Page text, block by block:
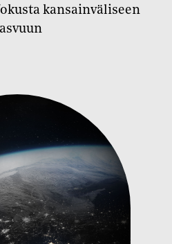
kansainväliseen